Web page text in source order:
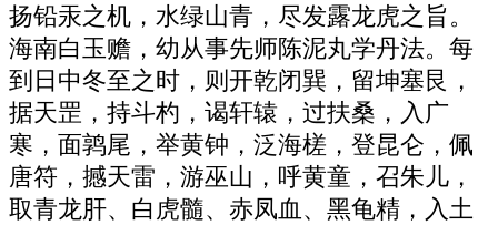
扬铅汞之机，水绿山青，尽发露龙虎之旨。
海南白玉赡，幼从事先师陈泥丸学丹法。每
到日中冬至之时，则开乾闭巽，留坤塞艮，
据天罡，持斗杓，谒轩辕，过扶桑，入广
寒，面鹑尾，举黄钟，泛海槎，登昆仑，佩
唐符，撼天雷，游巫山，呼黄童，召朱儿，
取青龙肝、白虎髓、赤凤血、黑龟精，入土